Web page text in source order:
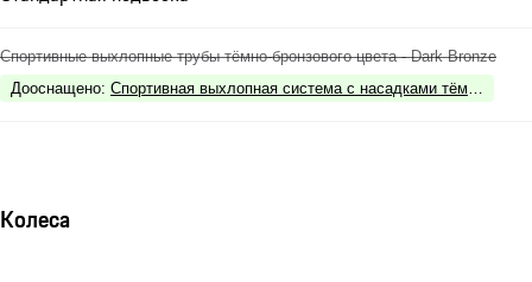
Спортивные выхлопные трубы тёмно-бронзового цвета - Dark Bronze
Дооснащено: Спортивная выхлопная система с насадками тёмно-
Колеса